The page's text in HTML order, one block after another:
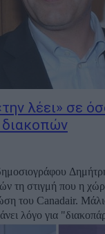
λέει» σε
τη στιγμή που η
του Canadair.
λόγο για